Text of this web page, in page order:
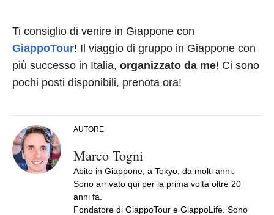
Ti consiglio di venire in Giappone con
GiappoTour! Il viaggio di gruppo in Giappone con
più successo in Italia, organizzato da me! Ci sono
pochi posti disponibili, prenota ora!
AUTORE
Marco Togni
Abito in Giappone, a Tokyo, da molti anni.
Sono arrivato qui per la prima volta oltre 20
anni fa.
Fondatore di GiappoTour e GiappoLife. Sono